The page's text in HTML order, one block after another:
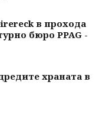
в прохода
бюро PPAG -
храната в